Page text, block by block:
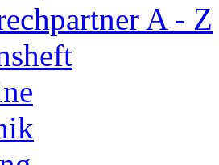
A - Z